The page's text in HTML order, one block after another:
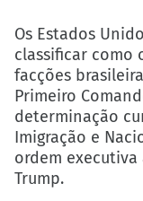
Os Estados
classificar como
facções
Primeiro
determinação
Imigração e
ordem
Trump.